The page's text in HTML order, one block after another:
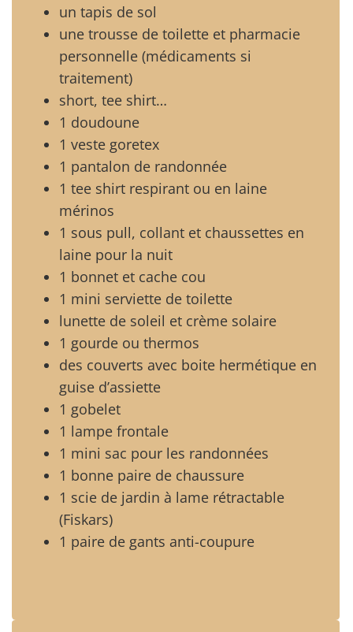
un tapis de sol
une trousse de toilette et pharmacie
personnelle (médicaments si
traitement)
short, tee shirt…
1 doudoune
1 veste goretex
1 pantalon de randonnée
1 tee shirt respirant ou en laine
mérinos
1 sous pull, collant et chaussettes en
laine pour la nuit
1 bonnet et cache cou
1 mini serviette de toilette
lunette de soleil et crème solaire
1 gourde ou thermos
des couverts avec boite hermétique en
guise d’assiette
1 gobelet
1 lampe frontale
1 mini sac pour les randonnées
1 bonne paire de chaussure
1 scie de jardin à lame rétractable
(Fiskars)
1 paire de gants anti-coupure